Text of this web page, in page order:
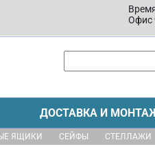
Офис
ДОСТАВКА И
ЯЩИКИ СЕЙФЫ СТЕЛЛАЖИ